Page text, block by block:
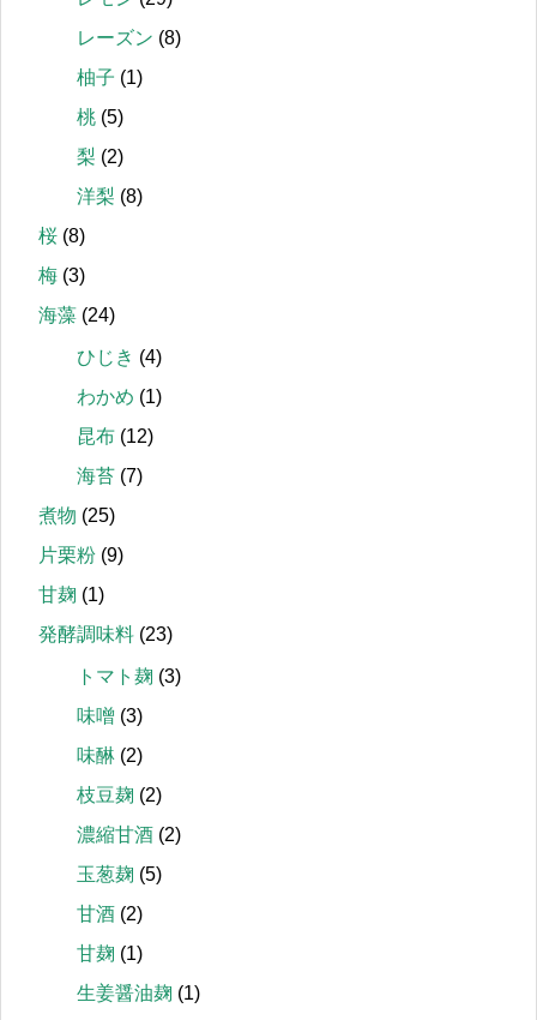
レーズン (8)
柚子 (1)
桃 (5)
梨 (2)
洋梨 (8)
桜 (8)
梅 (3)
海藻 (24)
ひじき (4)
わかめ (1)
昆布 (12)
海苔 (7)
煮物 (25)
片栗粉 (9)
甘麹 (1)
発酵調味料 (23)
トマト麹 (3)
味噌 (3)
味醂 (2)
枝豆麹 (2)
濃縮甘酒 (2)
玉葱麹 (5)
甘酒 (2)
甘麹 (1)
生姜醤油麹 (1)